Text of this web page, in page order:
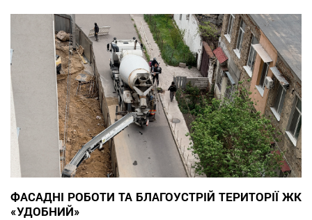
ФАСАДНІ РОБОТИ ТА БЛАГОУСТРІЙ ТЕРИТОРІЇ ЖК
«УДОБНИЙ»